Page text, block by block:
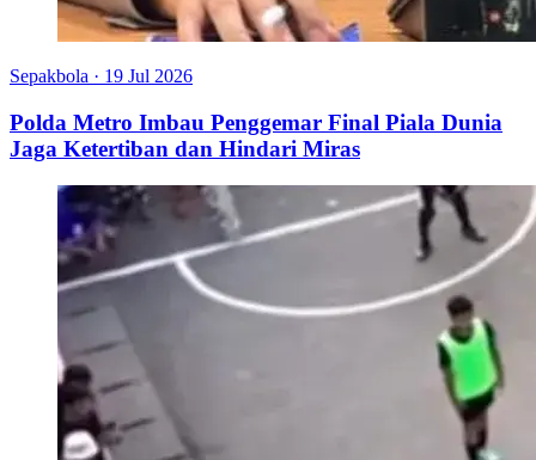
Sepakbola · 19 Jul 2026
Polda Metro Imbau Penggemar Final Piala Dunia
Jaga Ketertiban dan Hindari Miras